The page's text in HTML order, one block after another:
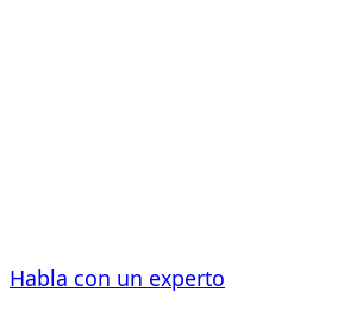
Habla con un experto